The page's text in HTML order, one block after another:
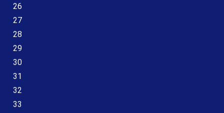
26
27
28
29
30
31
32
33